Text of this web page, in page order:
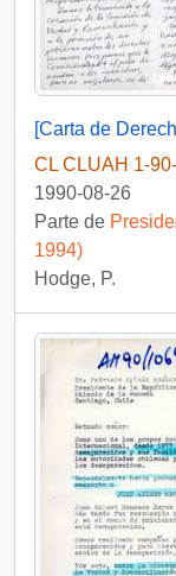
[Carta de
CL CLUAH 1-
1990-08-26
Parte de
1994)
Hodge, P.